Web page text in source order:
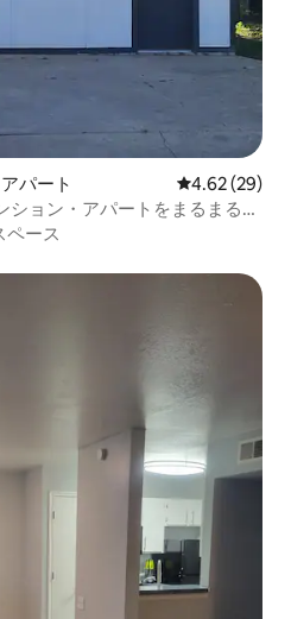
パート レビュー29
4.62 (29)
ョン・アパートをまるまる貸
ペース